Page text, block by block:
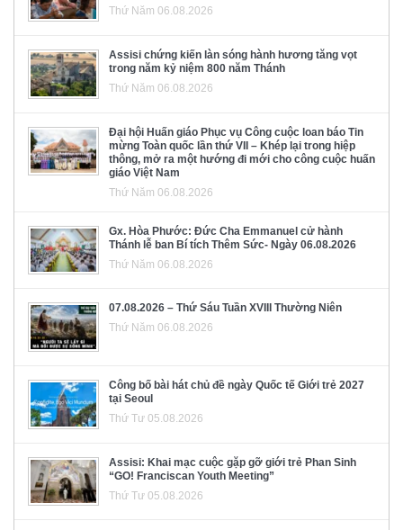
Thứ Năm 06.08.2026
Assisi chứng kiến làn sóng hành hương tăng vọt
trong năm kỷ niệm 800 năm Thánh
Thứ Năm 06.08.2026
Đại hội Huấn giáo Phục vụ Công cuộc loan báo Tin
mừng Toàn quốc lần thứ VII – Khép lại trong hiệp
thông, mở ra một hướng đi mới cho công cuộc huấn
giáo Việt Nam
Thứ Năm 06.08.2026
Gx. Hòa Phước: Đức Cha Emmanuel cử hành
Thánh lễ ban Bí tích Thêm Sức- Ngày 06.08.2026
Thứ Năm 06.08.2026
07.08.2026 – Thứ Sáu Tuần XVIII Thường Niên
Thứ Năm 06.08.2026
Công bố bài hát chủ đề ngày Quốc tế Giới trẻ 2027
tại Seoul
Thứ Tư 05.08.2026
Assisi: Khai mạc cuộc gặp gỡ giới trẻ Phan Sinh
“GO! Franciscan Youth Meeting”
Thứ Tư 05.08.2026